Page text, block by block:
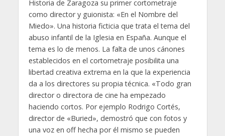
Historia de Zaragoza su primer cortometraje
como director y guionista: «En el Nombre del
Miedo». Una historia ficticia que trata el tema del
abuso infantil de la Iglesia en España. Aunque el
tema es lo de menos. La falta de unos cánones
establecidos en el cortometraje posibilita una
libertad creativa extrema en la que la experiencia
da a los directores su propia técnica. «Todo gran
director o directora de cine ha empezado
haciendo cortos. Por ejemplo Rodrigo Cortés,
director de «Buried», demostró que con fotos y
una voz en off hecha por él mismo se pueden